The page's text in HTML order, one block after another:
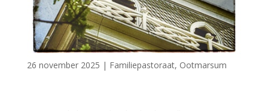
26 november 2025 | Familiepastoraat, Ootmarsum